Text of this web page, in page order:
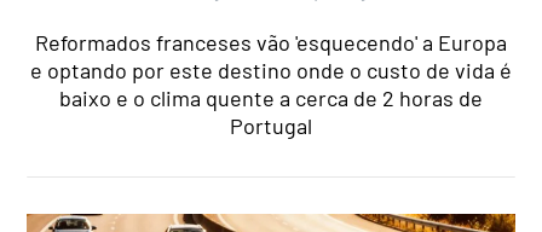
Reformados franceses vão 'esquecendo' a Europa
e optando por este destino onde o custo de vida é
baixo e o clima quente a cerca de 2 horas de
Portugal